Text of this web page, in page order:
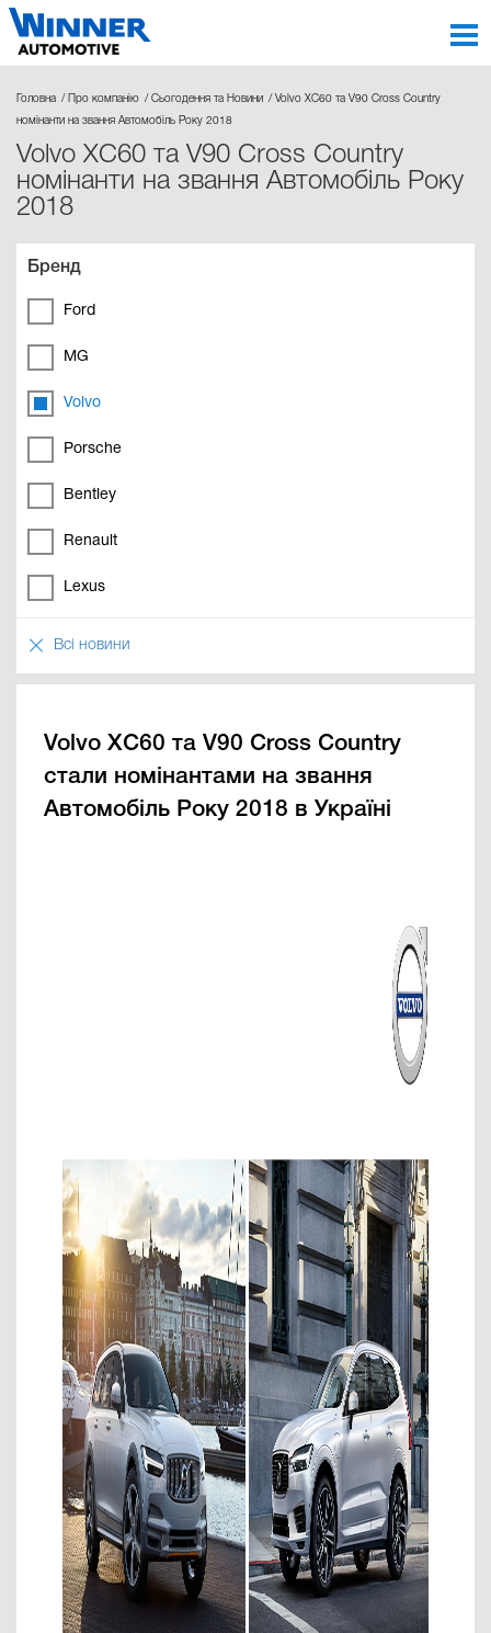
Головна Про компанію Сьогодення та Новини Volvo XC60 та V90 Cross Country
номінанти на звання Автомобіль Року 2018
Volvo XC60 та V90 Cross Country
номінанти на звання Автомобіль Року
2018
Бренд
Ford
MG
Volvo
Porsche
Bentley
Renault
Lexus
Всі новини
Volvo XC60 та V90 Cross Country
стали номінантами на звання
Автомобіль Року 2018 в Україні